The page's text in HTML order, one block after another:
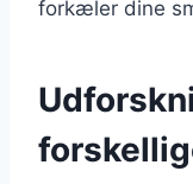
forkæler dine